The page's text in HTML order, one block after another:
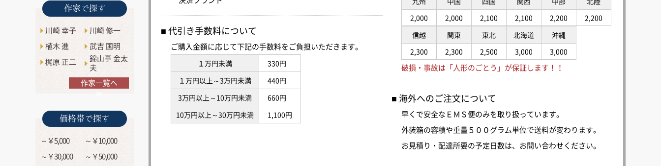
代引き手数料について
ご購入金額に応じて下記の手数料をご負担いただきます。
１万円未満
330円
１万円以上～3万円未満
440円
3万円以上～10万円未満
660円
10万円以上～30万円未満
1,100円
2,000
2,000 2,100 2,100 2,200
2,200
信越
関東 東北 北海道
沖縄
2,300
2,300 2,500 3,000 3,000
破損・事故は「人形のごとう」が保証します！！
海外へのご注文について
早くで安全なＥＭＳ便のみを取り扱っています。
外装箱の容積や重量５００グラム単位で送料が変わります。
お見積り・配達所要の予定日数は、お問い合わせください。
作家で探す
川崎 幸子
川崎 修一
植木 進
武吉 国明
梶原 正二
錦山亭 金太
夫
作家一覧へ
価格帯で探す
～￥5,000
～￥10,000
～￥30,000
～￥50,000